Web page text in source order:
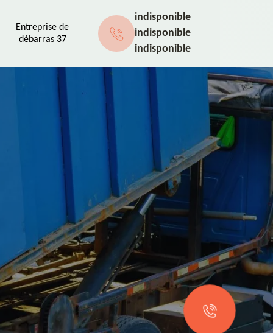
Entreprise de
débarras 37
indisponible
indisponible
indisponible